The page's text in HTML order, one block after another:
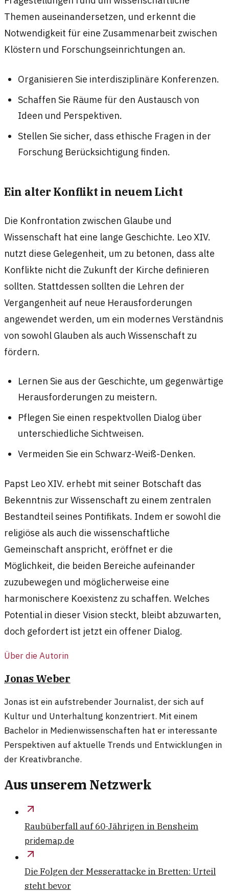
Themen auseinandersetzen, und erkennt die
Notwendigkeit für eine Zusammenarbeit zwischen
Klöstern und Forschungseinrichtungen an.
Organisieren Sie interdisziplinäre Konferenzen.
Schaffen Sie Räume für den Austausch von
Ideen und Perspektiven.
Stellen Sie sicher, dass ethische Fragen in der
Forschung Berücksichtigung finden.
Ein alter Konflikt in neuem Licht
Die Konfrontation zwischen Glaube und
Wissenschaft hat eine lange Geschichte. Leo XIV.
nutzt diese Gelegenheit, um zu betonen, dass alte
Konflikte nicht die Zukunft der Kirche definieren
sollten. Stattdessen sollten die Lehren der
Vergangenheit auf neue Herausforderungen
angewendet werden, um ein modernes Verständnis
von sowohl Glauben als auch Wissenschaft zu
fördern.
Lernen Sie aus der Geschichte, um gegenwärtige
Herausforderungen zu meistern.
Pflegen Sie einen respektvollen Dialog über
unterschiedliche Sichtweisen.
Vermeiden Sie ein Schwarz-Weiß-Denken.
Papst Leo XIV. erhebt mit seiner Botschaft das
Bekenntnis zur Wissenschaft zu einem zentralen
Bestandteil seines Pontifikats. Indem er sowohl die
religiöse als auch die wissenschaftliche
Gemeinschaft anspricht, eröffnet er die
Möglichkeit, die beiden Bereiche aufeinander
zuzubewegen und möglicherweise eine
harmonischere Koexistenz zu schaffen. Welches
Potential in dieser Vision steckt, bleibt abzuwarten,
doch gefordert ist jetzt ein offener Dialog.
Über die Autorin
Jonas Weber
Jonas ist ein aufstrebender Journalist, der sich auf
Kultur und Unterhaltung konzentriert. Mit einem
Bachelor in Medienwissenschaften hat er interessante
Perspektiven auf aktuelle Trends und Entwicklungen in
der Kreativbranche.
Aus unserem Netzwerk
Raubüberfall auf 60-Jährigen in Bensheim
pridemap.de
Die Folgen der Messerattacke in Bretten: Urteil
steht bevor